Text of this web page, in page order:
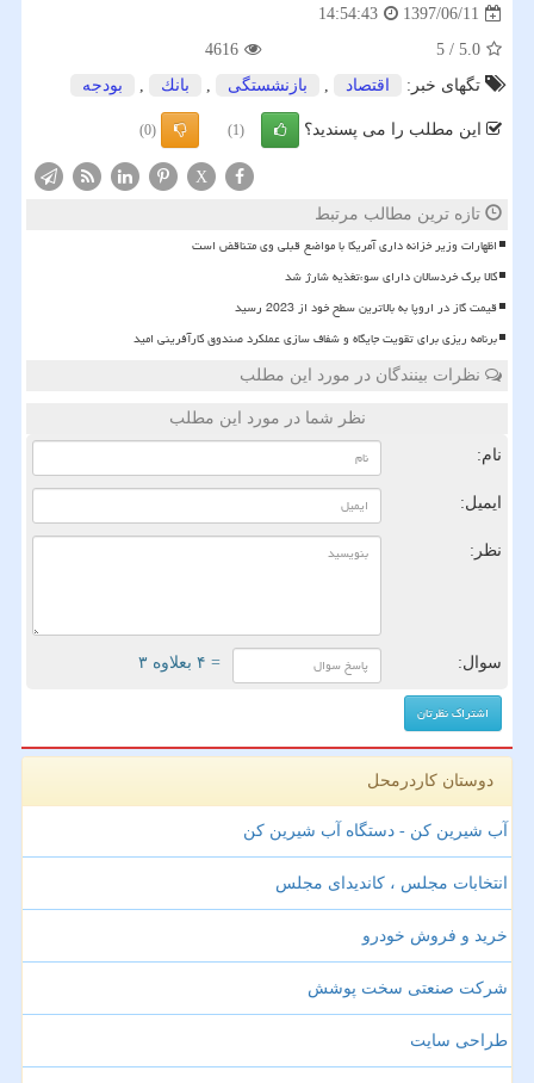
1397/06/11
14:54:43
5.0
/
5
4616
تگهای خبر:
اقتصاد , بازنشستگی , بانك , بودجه
این مطلب را می پسندید؟ (1)
(0)
X
تازه ترین مطالب مرتبط
اظهارات وزیر خزانه داری آمریکا با مواضع قبلی وی متناقض است
کالا برگ خردسالان دارای سوءتغذیه شارژ شد
قیمت گاز در اروپا به بالاترین سطح خود از 2023 رسید
برنامه ریزی برای تقویت جایگاه و شفاف سازی عملکرد صندوق کارآفرینی امید
نظرات بینندگان در مورد این مطلب
نظر شما در مورد این مطلب
نام:
ایمیل:
نظر:
سوال: = ۴ بعلاوه ۳
دوستان کاردرمحل
آب شیرین کن - دستگاه آب شیرین کن
انتخابات مجلس ، کاندیدای مجلس
خرید و فروش خودرو
شرکت صنعتی سخت پوشش
طراحی سایت